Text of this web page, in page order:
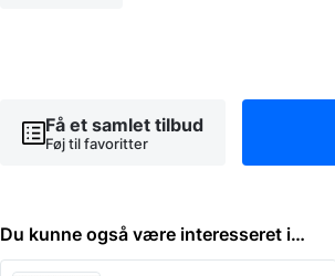
Få et samlet tilbud
Føj til favoritter
Du kunne også være interesseret i…